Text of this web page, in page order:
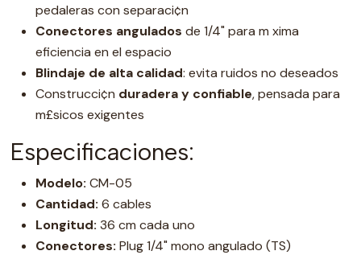
pedaleras con separaci¢n
Conectores angulados de 1/4" para m xima
eficiencia en el espacio
Blindaje de alta calidad: evita ruidos no deseados
Construcci¢n duradera y confiable, pensada para
m£sicos exigentes
Especificaciones:
Modelo: CM-05
Cantidad: 6 cables
Longitud: 36 cm cada uno
Conectores: Plug 1/4" mono angulado (TS)